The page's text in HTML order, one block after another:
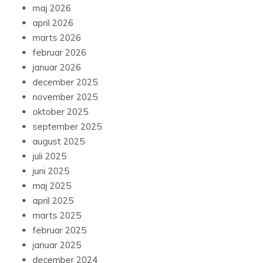
maj 2026
april 2026
marts 2026
februar 2026
januar 2026
december 2025
november 2025
oktober 2025
september 2025
august 2025
juli 2025
juni 2025
maj 2025
april 2025
marts 2025
februar 2025
januar 2025
december 2024